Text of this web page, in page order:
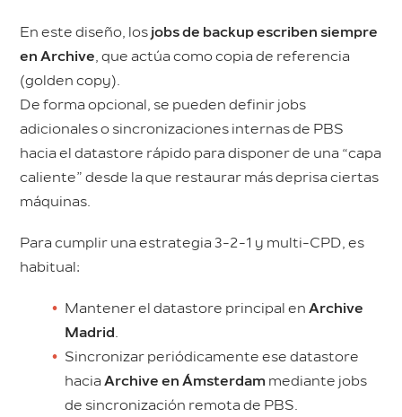
En este diseño, los jobs de backup escriben siempre
en Archive, que actúa como copia de referencia
(golden copy).
De forma opcional, se pueden definir jobs
adicionales o sincronizaciones internas de PBS
hacia el datastore rápido para disponer de una “capa
caliente” desde la que restaurar más deprisa ciertas
máquinas.
Para cumplir una estrategia 3-2-1 y multi-CPD, es
habitual:
Mantener el datastore principal enArchive
Madrid.
Sincronizar periódicamente ese datastore
haciaArchive en Ámsterdam mediante jobs
de sincronización remota de PBS.